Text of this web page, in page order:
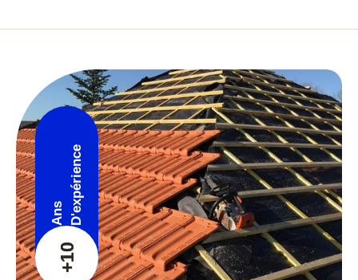
+10
Ans D'expérience